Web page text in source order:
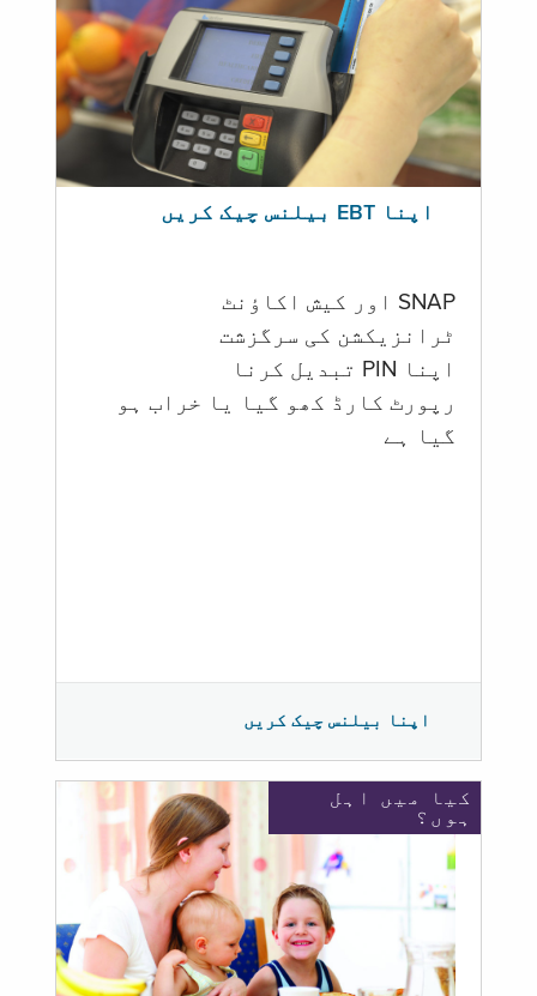
اپنا EBT بیلنس چیک کریں
SNAP اور کیش اکاؤنٹ
ٹرانزیکشن کی سرگزشت
اپنا PIN تبدیل کرنا
رپورٹ کارڈ کھو گیا یا خراب ہو
گيا ہے
اپنا بیلنس چیک کریں
کیا میں اہل
ہوں؟